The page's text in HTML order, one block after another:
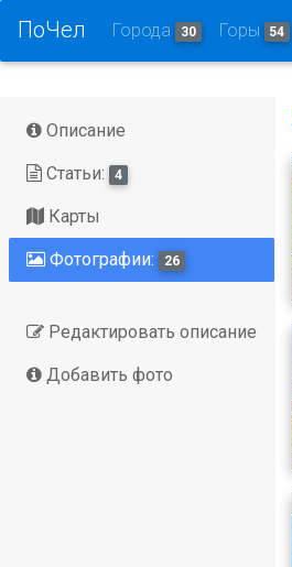
ПоЧел Города 30 Горы 54
Описание
Статьи: 4
Карты
Фотографии: 26
Редактировать описание
Добавить фото